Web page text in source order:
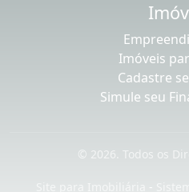
Imóveis
Cadastre
Simule seu
© 2026. Todos os
-